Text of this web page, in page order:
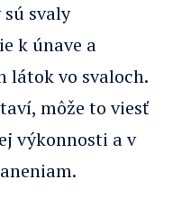
svaly
k únave a
látok vo svaloch.
môže to viesť
výkonnosti a v